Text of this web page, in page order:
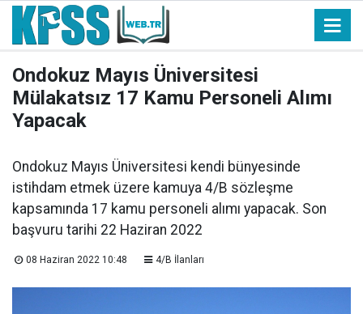
Ondokuz Mayıs Üniversitesi
Mülakatsız 17 Kamu Personeli Alımı
Yapacak
Ondokuz Mayıs Üniversitesi kendi bünyesinde
istihdam etmek üzere kamuya 4/B sözleşme
kapsamında 17 kamu personeli alımı yapacak. Son
başvuru tarihi 22 Haziran 2022
08 Haziran 2022 10:48 4/B İlanları